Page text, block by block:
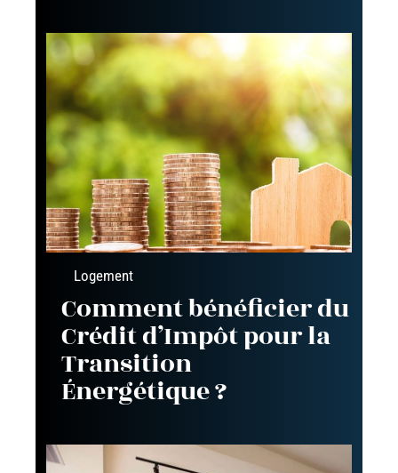
Logement
Comment bénéficier du
Crédit d’Impôt pour la
Transition
Énergétique ?